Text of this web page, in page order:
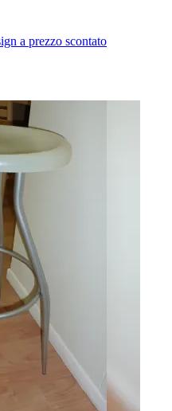
a prezzo scontato